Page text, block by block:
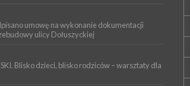
umowę na wykonanie dokumentacji
ulicy Dołuszyckiej
Blisko dzieci, blisko rodziców – warsztaty dla